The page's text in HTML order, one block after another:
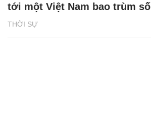
THỜI SỰ
tới một Việt Nam bao trùm số